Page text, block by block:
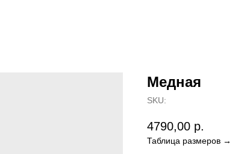
Медная
SKU:
4790,00 р.
Таблица размеров →